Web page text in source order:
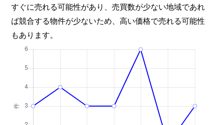
すぐに売れる可能性があり、売買数が少ない地域であれ
ば競合する物件が少ないため、高い価格で売れる可能性
もあります。